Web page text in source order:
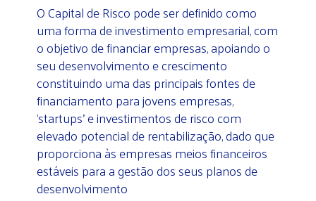
O Capital de Risco pode ser definido como
uma forma de investimento empresarial, com
o objetivo de financiar empresas, apoiando o
seu desenvolvimento e crescimento
constituindo uma das principais fontes de
financiamento para jovens empresas,
‘startups’ e investimentos de risco com
elevado potencial de rentabilização, dado que
proporciona às empresas meios financeiros
estáveis para a gestão dos seus planos de
desenvolvimento